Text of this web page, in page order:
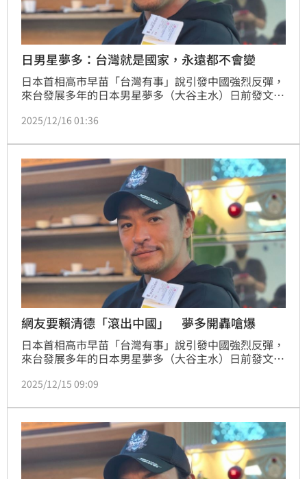
日男星夢多：台灣就是國家，永遠都不會變
日本首相高市早苗「台灣有事」說引發中國強烈反彈，
來台發展多年的日本男星夢多（大谷主水）日前發文力
文要賴清德總統「滾出台灣」直接開砲，引起網友一片
還是會選擇説謝謝台灣。他強調，台灣就是國家，永遠
都不會變！「想要退我的工作人就退吧！」
2025/12/16 01:36
網友要賴清德「滾出中國」 夢多開轟嗆爆
日本首相高市早苗「台灣有事」說引發中國強烈反彈，
來台發展多年的日本男星夢多（大谷主水）日前發文力
台海巡的他，又被發現看到網友發文要賴清德總統「滾
工作者周軒都曬出多則夢多回覆網友的留言佩服大讚：
「有夠瘋的啦！」
2025/12/15 09:09